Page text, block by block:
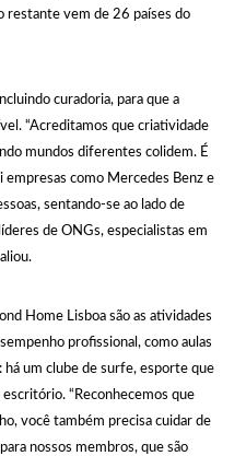
restante vem de 26 países do
curadoria, para que a
“Acreditamos que criatividade
mundos diferentes colidem. É
empresas como Mercedes Benz e
sentando-se ao lado de
de ONGs, especialistas em
Home Lisboa são as atividades
profissional, como aulas
há um clube de surfe, esporte que
“Reconhecemos que
você também precisa cuidar de
nossos membros, que são